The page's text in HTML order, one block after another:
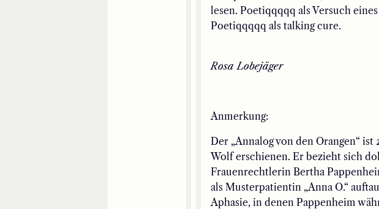
lesen. Poetiqqqqq als Versuch
Poetiqqqqq als talking cure.
Rosa Lobejäger
Anmerkung:
Der „Annalog von den Orangen“ ist
Wolf erschienen. Er bezieht sich
Frauenrechtlerin Bertha
als Musterpatientin „Anna O.“
Aphasie, in denen Pappenheim